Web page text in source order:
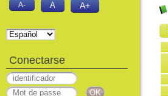
A- A A+
Conectarse